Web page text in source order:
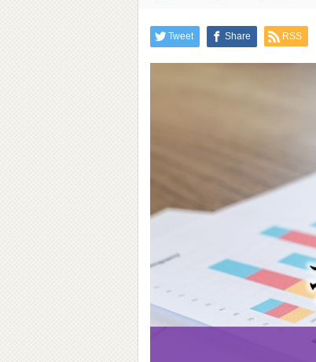
Tweet Share RSS